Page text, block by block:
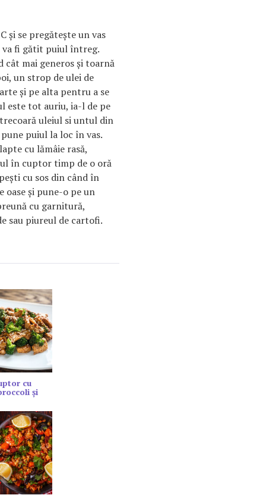
şi se pregăteşte un vas
fi gătit puiul întreg.
mai generos şi toarnă
un strop de ulei de
şi pe alta pentru a se
este tot auriu, ia-l de pe
uleiul si untul din
puiul la loc în vas.
cu lămâie rasă,
în cuptor timp de o oră
cu sos din când în
oase şi pune-o pe un
cu garnitură,
sau piureul de cartofi.
cu
și